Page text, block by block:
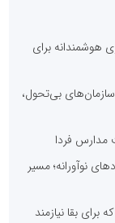
هوشمندانه برای
بی‌تحول،
مدارس فردا
نوآورانه؛ مسیر
بقا نیازمند